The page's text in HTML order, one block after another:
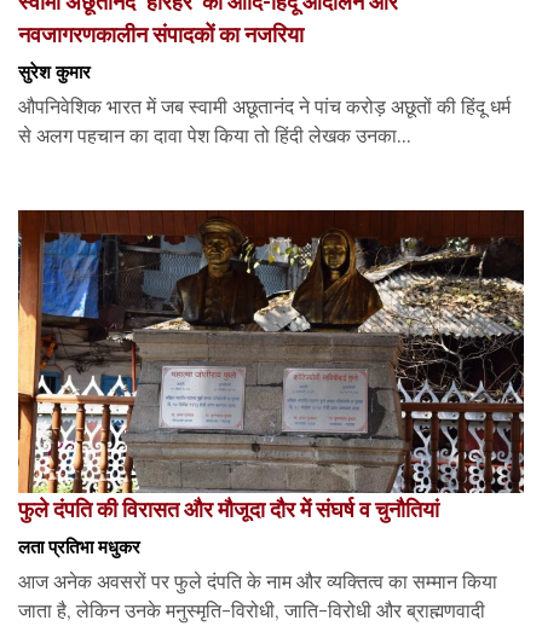
नवजागरणकालीन संपादकों का नजरिया
सुरेश कुमार
औपनिवेशिक भारत में जब स्वामी अछूतानंद ने पांच करोड़ अछूतों की हिंदू धर्म
से अलग पहचान का दावा पेश किया तो हिंदी लेखक उनका...
फुले दंपति की विरासत और मौजूदा दौर में संघर्ष व चुनौतियां
लता प्रतिभा मधुकर
आज अनेक अवसरों पर फुले दंपति के नाम और व्यक्तित्व का सम्मान किया
जाता है, लेकिन उनके मनुस्मृति-विरोधी, जाति-विरोधी और ब्राह्मणवादी